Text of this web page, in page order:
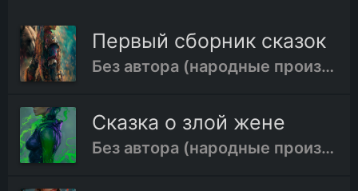
Первый сборник сказок
Без автора (народные произведения)
Сказка о злой жене
Без автора (народные произведения)